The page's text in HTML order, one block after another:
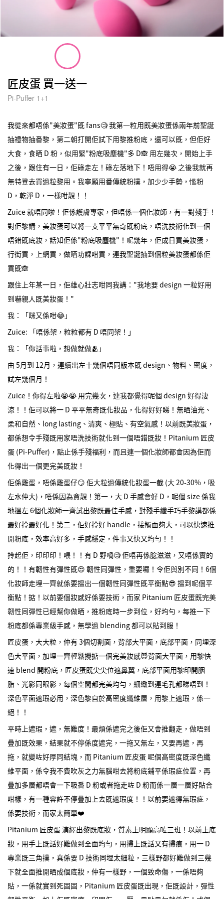
匠皮蛋 買一送一
Pi-Puffer 1+1
我從來都唔係"美妝蛋"既 fans🧐 我第一粒用既美妝蛋係兩年前聖誕
抽禮物抽番黎，第二朝打開佢試下用黎推粉底，還可以既，但佢好
大食，食晒 D 粉，似用緊"粉底吸塵機"多 D🙈 用左幾次，開始上手
之後，跟住有一日，佢碌走左！碌左落地下！唔用得😭 之後我就再
無特登去買過粒黎用。我寧願用番傳統粉撲，加少少手勢，懢粉
D，乾淨 D，一樣咁靚！！
Zuice 就唔同啦！佢係護膚專家，但唔係一個化妝師，有一對殘手！
對佢黎講，美妝蛋可以將一支平平無奇既粉底，唔洗技術化到一個
唔錯既底妝，話知佢係"粉底吸塵機"！呢幾年，佢成日買美妝蛋，
行街買，上網買，做晒功課咁買，連我聖誕抽到個粒美妝蛋都係佢
買既🙈
跟住上年某一日，佢雄心壯志咁同我講："我地要 design 一粒好用
到嚇親人既美妝蛋！"
我：「咪又係咁😂」
Zuice: 「唔係架，粒粒都有 D 唔同架！」
我：「你話事啦，想做就做🫂」
由 5月到 12月，連續出左十幾個唔同版本既 design、物料、密度，
試左幾個月！
Zuice！你得左啦😭😭 用完幾次，連我都覺得呢個 design 好得淒
涼！！佢可以將一 D 平平無奇既化妝品，化得好好睇！無晒油光、
柔和自然、long lasting、清爽、極貼、有空氣感！以前既美妝蛋，
都係想令手殘既用家唔洗技術就化到一個唔錯既妝！Pitanium 匠皮
蛋 (Pi-Puffer)，點止係手殘福利，而且連一個化妝師都會因為佢而
化得出一個更完美既妝！
佢係雞蛋，唔係雞蛋仔😏 佢大粒過傳統化妝蛋一截 (大 20-30%，吸
左水仲大)，唔係因為貪靚！第一，大 D 手感會好 D，呢個 size 係我
地搵左 6個化妝師一齊試出黎既最佳手感，對殘手纖手巧手黎講都係
最好拎最好化！第二，佢好拎好 handle，接觸面夠大，可以快速推
開粉底，效率高好多，手感穩定，件事又快又均勻！！
拎起佢，印印印！喂！！有 D 野喎🧐 佢唔再係腍滋滋，又唔係實的
的！！有韌性有彈性既😍 韌性同彈性，重要囉！令佢與別不同！6個
化妝師走埋一齊就係要搵出一個韌性同彈性既平衡點😎 搵到呢個平
衡點！掂！以前要個妝感好係要技術，而家 Pitanium 匠皮蛋既完美
韌性同彈性已經幫你做晒，推粉底時一步到位，好均勻，每推一下
粉底都係專業級手感，無學過 blending 都可以貼到服！
匠皮蛋，大大粒，仲有 3個切割面，背部大平面，底部平面，同埋深
色大平面，加埋一齊輕鬆攪掂一個完美妝感😈背面大平面，用黎快
速 blend 開粉底，匠皮蛋既尖尖位遮鼻翼，底部平面用黎印開胭
脂、光影同眼影，每個空間都完美均勻，細緻到連毛孔都睇唔到！
深色平面遮瑕必用，深色黎自於高密度纖維層，用黎上遮瑕，係一
絕！！
平時上遮瑕，遮，無難度！最煩係遮完之後佢又會推翻走，做唔到
疊加既效果，結果就不停係度遮完，一拖又無左，又要再遮，再
拖，就變咗好厚同結塊，而 Pitanium 匠皮蛋 呢個高密度既深色纖
維平面，係令我不費吹灰之力無腦咁去將粉底鋪平係瑕疵位置，再
疊加多層都唔會一下吸番 D 粉或者拖走咗 D 粉而係一層一層好貼合
咁樣，有一種容許不停疊加上去既遮瑕度！！以前要遮得無瑕疵，
係要技術，而家太簡單❤️
Pitanium 匠皮蛋 演繹出黎既底妝，質素上明顯高咗三班！以前上底
妝，用手上既話好難做到全面均勻，用掃上既話又有掃痕，用一 D
專業既三角撲，真係要 D 技術同埋太細粒，三樣野都好難做到三幾
下就全面推開晒成個底妝，仲有一樣野，一個致命傷，一係唔夠
貼，一係就實到死固固，Pitanium 匠皮蛋既出現，佢既設計，彈性